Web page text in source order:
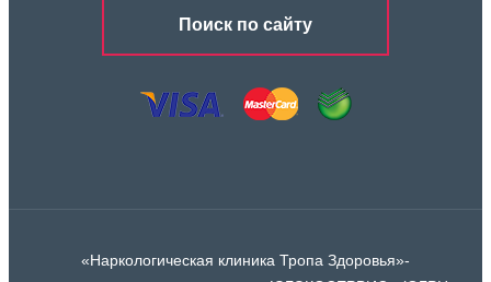
Поиск по сайту
«Наркологическая клиника Тропа Здоровья»-